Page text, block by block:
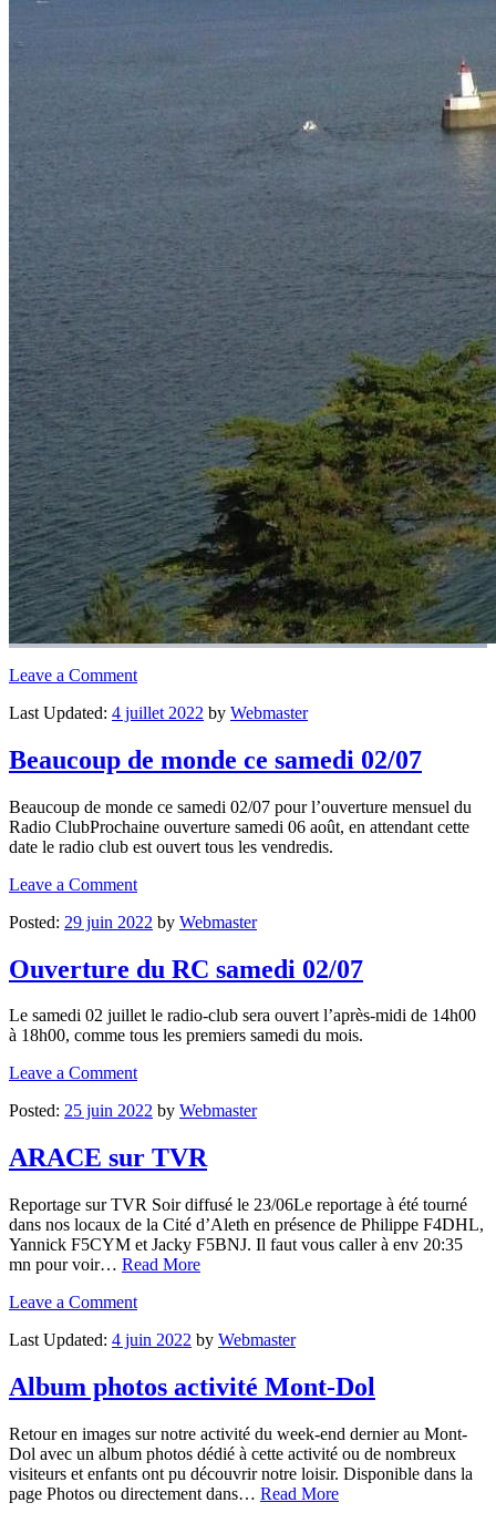
Leave a Comment
Last Updated: 4 juillet 2022 by Webmaster
Beaucoup de monde ce samedi 02/07
Beaucoup de monde ce samedi 02/07 pour l’ouverture mensuel du
Radio ClubProchaine ouverture samedi 06 août, en attendant cette
date le radio club est ouvert tous les vendredis.
Leave a Comment
Posted: 29 juin 2022 by Webmaster
Ouverture du RC samedi 02/07
Le samedi 02 juillet le radio-club sera ouvert l’après-midi de 14h00
à 18h00, comme tous les premiers samedi du mois.
Leave a Comment
Posted: 25 juin 2022 by Webmaster
ARACE sur TVR
Reportage sur TVR Soir diffusé le 23/06Le reportage à été tourné
dans nos locaux de la Cité d’Aleth en présence de Philippe F4DHL,
Yannick F5CYM et Jacky F5BNJ. Il faut vous caller à env 20:35
mn pour voir… Read More
Leave a Comment
Last Updated: 4 juin 2022 by Webmaster
Album photos activité Mont-Dol
Retour en images sur notre activité du week-end dernier au Mont-
Dol avec un album photos dédié à cette activité ou de nombreux
visiteurs et enfants ont pu découvrir notre loisir. Disponible dans la
page Photos ou directement dans… Read More